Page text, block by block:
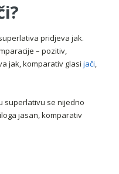
pridjeva jak.
– pozitiv,
jak, komparativ glasi jači,
superlativu se nijedno
jasan, komparativ